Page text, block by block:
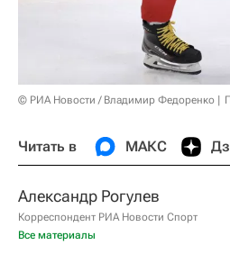
© РИА Новости / Владимир Федоренко
Читать в МАКС
Александр Рогулев
Корреспондент РИА Новости Спорт
Все материалы